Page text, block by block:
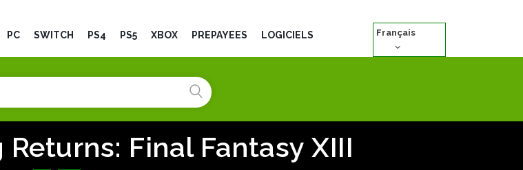
PC SWITCH PS4 PS5 XBOX PRÉPAYÉES LOGICIELS Français
Final Fantasy XIII